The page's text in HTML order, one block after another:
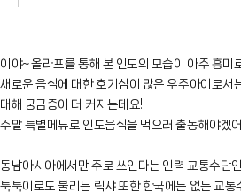
이야~ 올라프를 통해 본 인도의 모습이 아주 흥미
새로운 음식에 대한 호기심이 많은 우주아이로서
대해 궁금증이 더 커지는데요!
주말 특별메뉴로 인도음식을 먹으러 출동해야겠
동남아시아에서만 주로 쓰인다는 인력 교통수단
툭툭이로도 불리는 릭샤 또한 한국에는 없는 교통